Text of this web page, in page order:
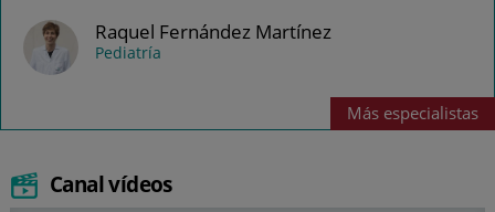
Raquel Fernández Martínez
Pediatría
Más especialistas
Canal vídeos